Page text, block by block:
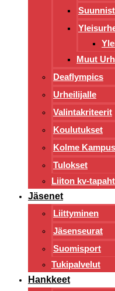
Muut
Deaflympics
Urheilijalle
Valintakriteerit
Koulutukset
Kolme
Tulokset
Liiton kv-
Jäsenet
Liittyminen
Jäsenseurat
Suomisport
Tukipalvelut
Hankkeet